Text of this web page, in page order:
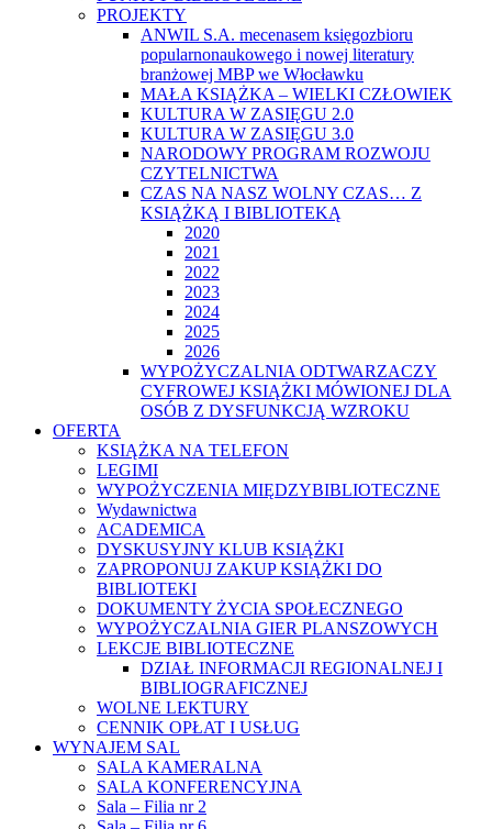
PROJEKTY
ANWIL S.A. mecenasem księgozbioru
popularnonaukowego i nowej literatury
branżowej MBP we Włocławku
MAŁA KSIĄŻKA – WIELKI CZŁOWIEK
KULTURA W ZASIĘGU 2.0
KULTURA W ZASIĘGU 3.0
NARODOWY PROGRAM ROZWOJU
CZYTELNICTWA
CZAS NA NASZ WOLNY CZAS… Z
KSIĄŻKĄ I BIBLIOTEKĄ
2020
2021
2022
2023
2024
2025
2026
WYPOŻYCZALNIA ODTWARZACZY
CYFROWEJ KSIĄŻKI MÓWIONEJ DLA
OSÓB Z DYSFUNKCJĄ WZROKU
OFERTA
KSIĄŻKA NA TELEFON
LEGIMI
WYPOŻYCZENIA MIĘDZYBIBLIOTECZNE
Wydawnictwa
ACADEMICA
DYSKUSYJNY KLUB KSIĄŻKI
ZAPROPONUJ ZAKUP KSIĄŻKI DO
BIBLIOTEKI
DOKUMENTY ŻYCIA SPOŁECZNEGO
WYPOŻYCZALNIA GIER PLANSZOWYCH
LEKCJE BIBLIOTECZNE
DZIAŁ INFORMACJI REGIONALNEJ I
BIBLIOGRAFICZNEJ
WOLNE LEKTURY
CENNIK OPŁAT I USŁUG
WYNAJEM SAL
SALA KAMERALNA
SALA KONFERENCYJNA
Sala – Filia nr 2